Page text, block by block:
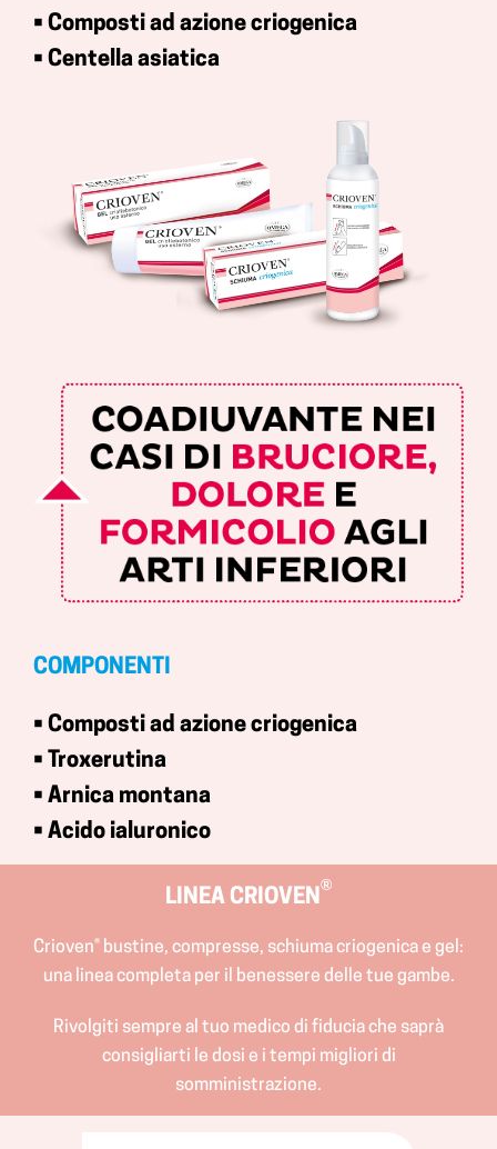
• Composti ad azione criogenica
• Centella asiatica
COMPONENTI
• Composti ad azione criogenica
• Troxerutina
• Arnica montana
• Acido ialuronico
LINEA CRIOVEN®️
Crioven® bustine, compresse, schiuma criogenica e gel:
una linea completa per il benessere delle tue gambe.
Rivolgiti sempre al tuo medico di fiducia che saprà
consigliarti le dosi e i tempi migliori di
somministrazione.